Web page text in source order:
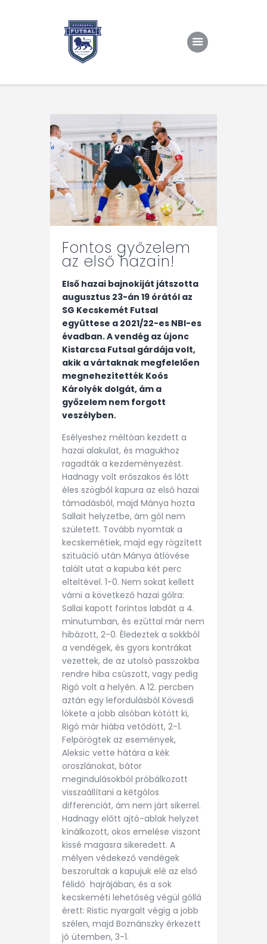
Rólunk/TAO
Eredmények, csapat
Hírek
Kapcsolat
Fontos győzelem
az első hazain!
Első hazai bajnokiját játszotta
augusztus 23-án 19 órától az
SG Kecskemét Futsal
együttese a 2021/22-es NBI-es
évadban. A vendég az újonc
Kistarcsa Futsal gárdája volt,
akik a vártaknak megfelelően
megnehezítették Koós
Károlyék dolgát, ám a
győzelem nem forgott
veszélyben.
Esélyeshez méltóan kezdett a
hazai alakulat, és magukhoz
ragadták a kezdeményezést.
Hadnagy volt erőszakos és lőtt
éles szögből kapura az első hazai
támadásból, majd Mánya hozta
Sallait helyzetbe, ám gól nem
született. Tovább nyomtak a
kecskemétiek, majd egy rögzített
szituáció után Mánya átlövése
talált utat a kapuba két perc
elteltével. 1-0. Nem sokat kellett
várni a következő hazai gólra:
Sallai kapott forintos labdát a 4.
minutumban, és ezúttal már nem
hibázott, 2-0. Éledeztek a sokkból
a vendégek, és gyors kontrákat
vezettek, de az utolsó passzokba
rendre hiba csúszott, vagy pedig
Rigó volt a helyén. A 12. percben
aztán egy lefordulásból Kövesdi
lökete a jobb alsóban kötött ki,
Rigó már hiába vetődött, 2-1.
Felpörögtek az események,
Aleksic vette hátára a kék
oroszlánokat, bátor
megindulásokból próbálkozott
visszaállítani a kétgólos
differenciát, ám nem járt sikerrel.
Hadnagy előtt ajtó-ablak helyzet
kínálkozott, okos emelése viszont
kissé magasra sikeredett. A
mélyen védekező vendégek
beszorultak a kapujuk elé az első
félidő hajrájában, és a sok
kecskeméti lehetőség végül góllá
érett: Ristic nyargalt végig a jobb
szélen, majd Boznánszky érkezett
jó ütemben, 3-1.